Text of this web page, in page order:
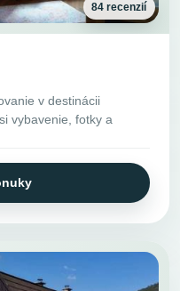
84 recenzií
v destinácii
vybavenie, fotky a